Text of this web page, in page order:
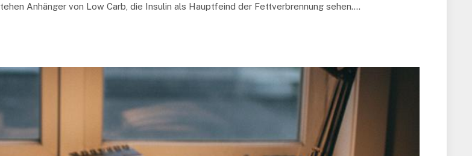
Anhänger von Low Carb, die Insulin als Hauptfeind der Fettverbrennung sehen.…